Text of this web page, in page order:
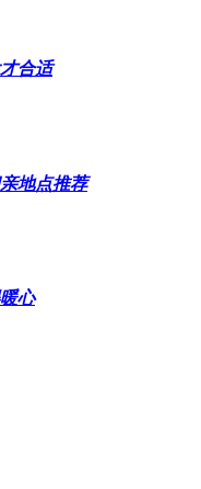
合适
地点推荐
心